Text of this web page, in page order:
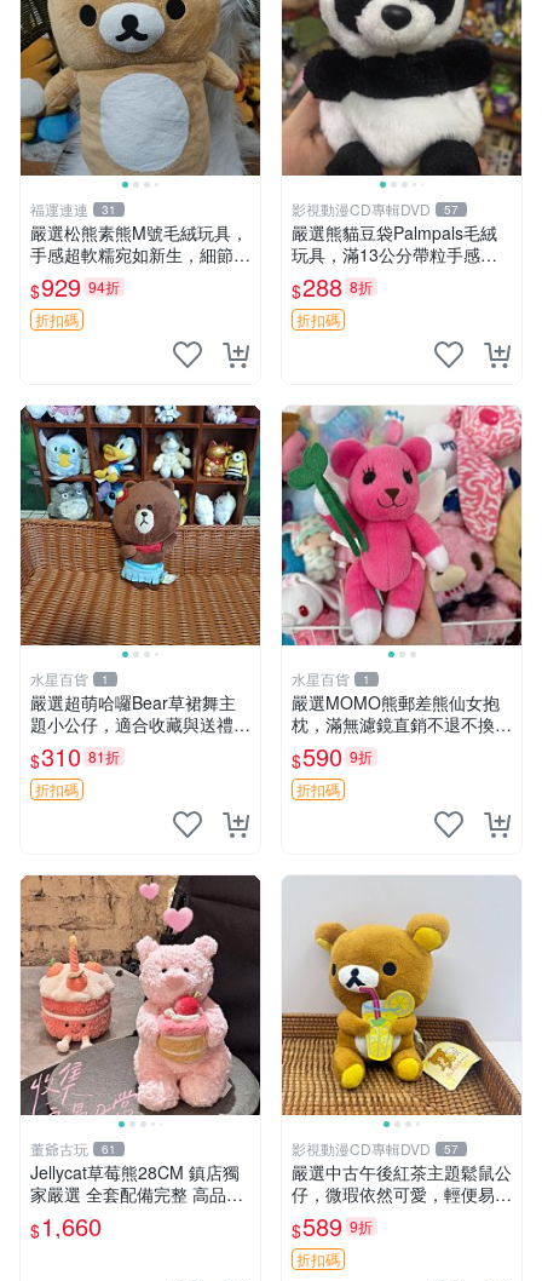
福運連連 31
嚴選松熊素熊M號毛絨玩具，
手感超軟糯宛如新生，細節精
緻完美無瑕，推薦送禮或珍
藏，中古狀態保養得宜。 松
熊 素熊 毛絨doll
$929 94折
折扣碼
影視動漫CD專輯DVD 57
嚴選熊貓豆袋Palmpals毛絨
玩具，滿13公分帶粒手感極
佳，電影主題周邊推薦 熊貓
Palmpals 毛絨玩具 豆袋 劇場
版周邊
$288 8折
折扣碼
水星百貨 1
嚴選超萌哈囉Bear草裙舞主
題小公仔，適合收藏與送禮 1
00 克 哈囉Bear 草裙舞
$310 81折
折扣碼
水星百貨 1
嚴選MOMO熊郵差熊仙女抱
枕，滿無濾鏡直銷不退不換
經典造型可愛必備 紅薯啵啵
間抱枕 抱枕 時尚
$590 9折
折扣碼
董爺古玩 61
Jellycat草莓熊28CM 鎮店獨
家嚴選 全套配備完整 高品質
收藏好物 紋章 玩具熊 定制熊
$1,660
影視動漫CD專輯DVD 57
嚴選中古午後紅茶主題鬆鼠公
仔，微瑕依然可愛，輕便易運
送 二手收藏推薦 工廠直營 快
遞到府 中古 玩偶 公仔
$589 9折
折扣碼